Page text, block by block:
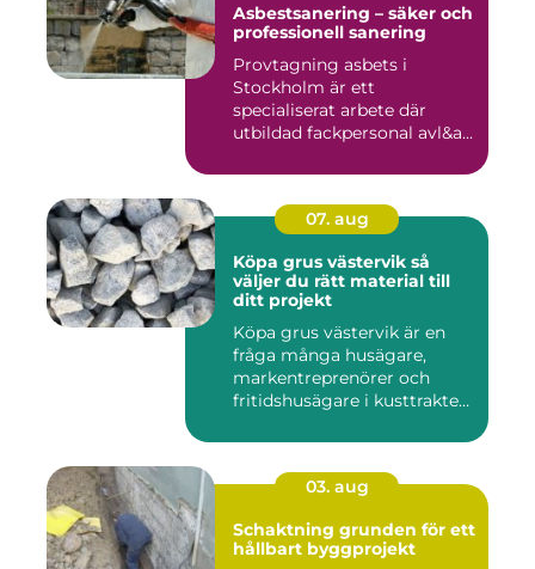
Asbestsanering – säker och
professionell sanering
Provtagning asbets i
Stockholm är ett
specialiserat arbete där
utbildad fackpersonal avl&a...
07. aug
Köpa grus västervik så
väljer du rätt material till
ditt projekt
Köpa grus västervik är en
fråga många husägare,
markentreprenörer och
fritidshusägare i kusttrakten
03. aug
Schaktning grunden för ett
hållbart byggprojekt